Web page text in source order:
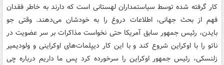
کار گرفته شده توسط سیاستمداران لهستانی است که دارند به خاطر فقدان
فهم از بحث جهانی، اطلاعات دروغ را به خودشان می‌دهند. وقتی جو
بایدن، رئیس جمهور سابق آمریکا حتی نخواست مذاکرات بر سر عضویت در
ناتو را با اوکراین شروع کند و با این کار دیپلمات‌های اوکراینی و ولودیمیر
زلنسکی، رئیس جمهور اوکراین را سرخورده کرد پس ما داریم درباره چی